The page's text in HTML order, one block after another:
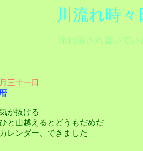
川流れ時々
流れ流され書いてい
三十一日
が抜ける
と山越えるとどうもだめだ
レンダー、できました